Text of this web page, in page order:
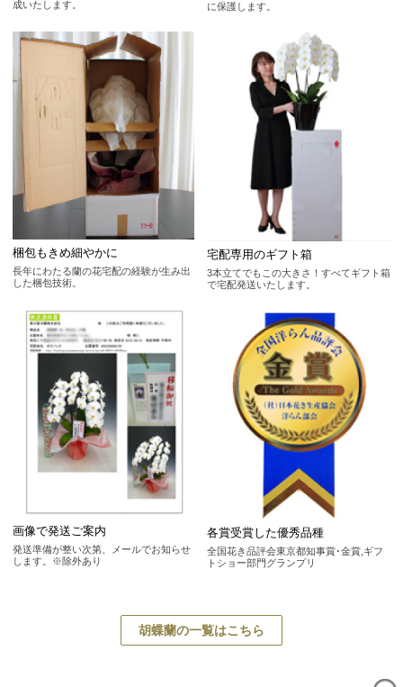
成いたします。 に保護します。
梱包もきめ細やかに
長年にわたる蘭の花宅配の経験が生み出
した梱包技術。
宅配専用のギフト箱
3本立てでもこの大きさ！すべてギフト箱
で宅配発送いたします。
画像で発送ご案内
発送準備が整い次第、メールでお知らせ
します。※除外あり
各賞受賞した優秀品種
全国花き品評会東京都知事賞･金賞,ギフ
トショー部門グランプリ
胡蝶蘭の一覧はこちら